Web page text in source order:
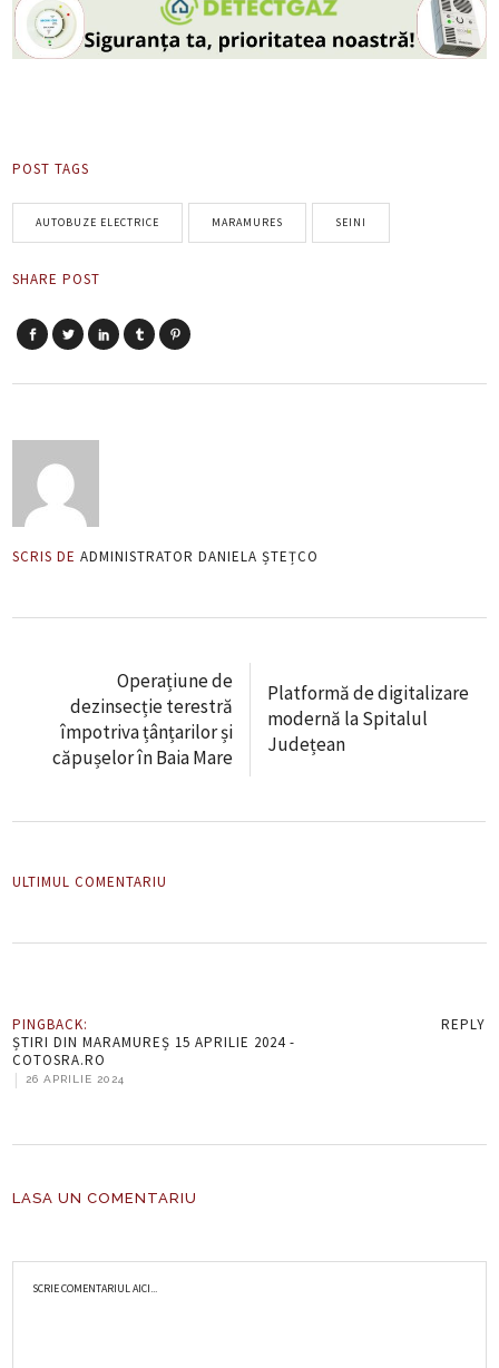
POST TAGS
AUTOBUZE ELECTRICE MARAMURES SEINI
SHARE POST
SCRIS DE ADMINISTRATOR DANIELA ȘTEȚCO
Operațiune de
dezinsecție terestră
împotriva țânțarilor și
căpușelor în Baia Mare
Platformă de digitalizare
modernă la Spitalul
Județean
ULTIMUL COMENTARIU
PINGBACK:
ȘTIRI DIN MARAMUREȘ 15 APRILIE 2024 -
COTOSRA.RO
|
26 APRILIE 2024
REPLY
LASA UN COMENTARIU